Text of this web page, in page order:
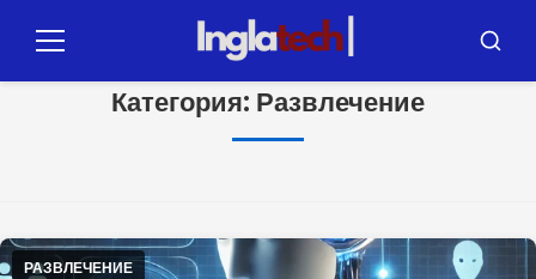
Меню
Категория: Развлечение
РАЗВЛЕЧЕНИЕ